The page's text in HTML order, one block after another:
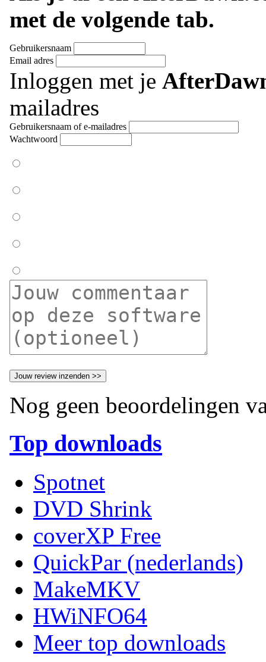
met de volgende tab.
Gebruikersnaam
Email adres
Inloggen met je
mailadres
Gebruikersnaam of e-mailadres
Wachtwoord
Nog geen beoordelingen
Top downloads
Spotnet
DVD Shrink
coverXP Free
QuickPar (nederlands)
MakeMKV
HWiNFO64
Meer top downloads